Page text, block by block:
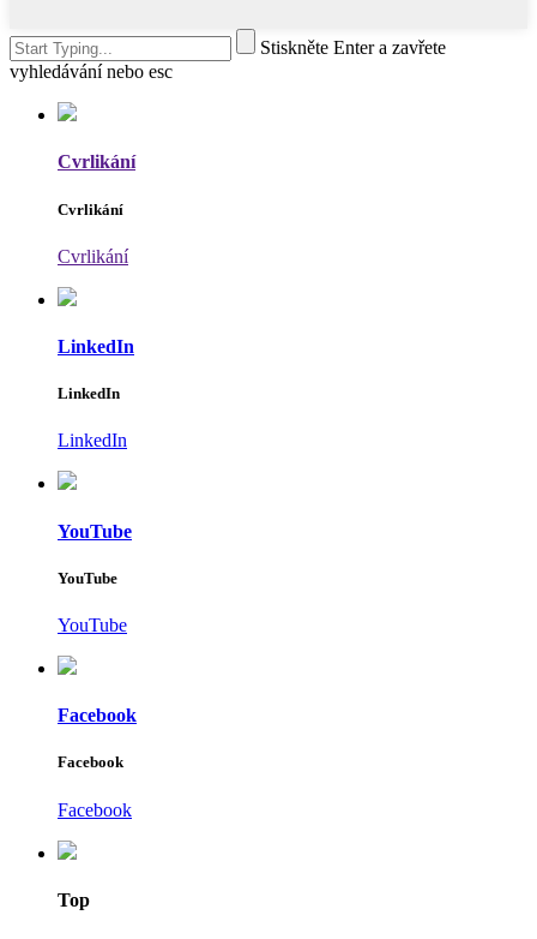
Stiskněte Enter a zavřete
vyhledávání nebo esc
Cvrlikání
Cvrlikání
Cvrlikání
LinkedIn
LinkedIn
LinkedIn
YouTube
YouTube
YouTube
Facebook
Facebook
Facebook
Top